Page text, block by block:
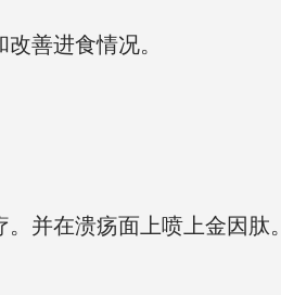
善进食情况。
并在溃疡面上喷上金因肽。